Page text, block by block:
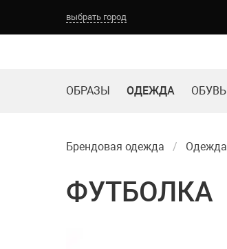
выбрать город
ОБРАЗЫ ОДЕЖДА ОБУВЬ
Брендовая одежда Одежда
ФУТБОЛКА